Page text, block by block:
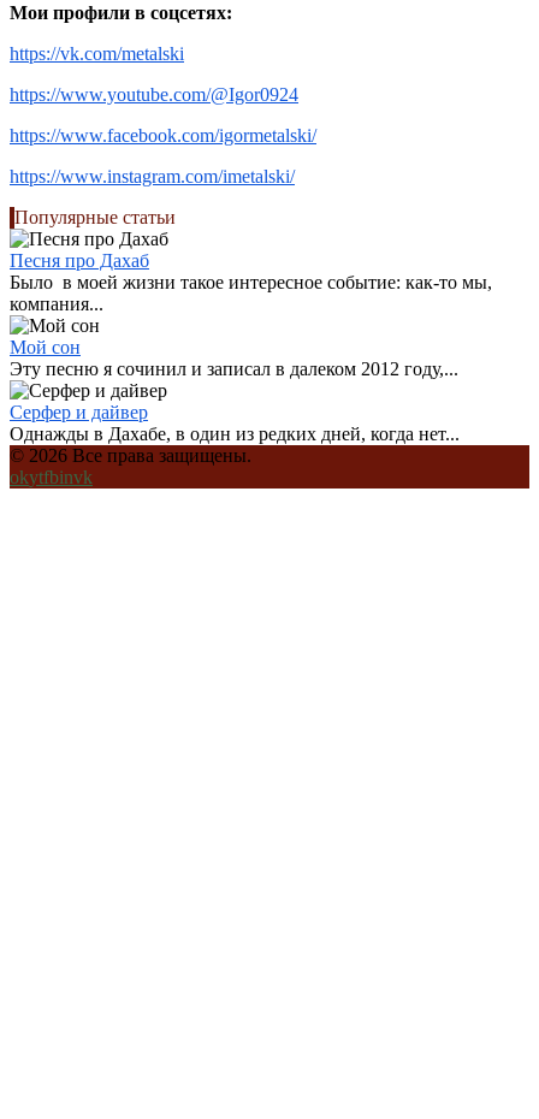
Мои профили в соцсетях:
https://vk.com/metalski
https://www.youtube.com/@Igor0924
https://www.facebook.com/igormetalski/
https://www.instagram.com/imetalski/
Популярные статьи
Песня про Дахаб
Было в моей жизни такое интересное событие: как-то мы,
компания...
Мой сон
Эту песню я сочинил и записал в далеком 2012 году,...
Серфер и дайвер
Однажды в Дахабе, в один из редких дней, когда нет...
© 2026 Все права защищены.
okytfbinvk